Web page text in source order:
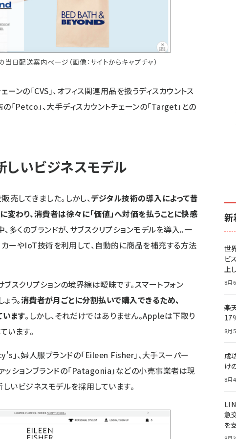
日配送案内ページ（画像：サイトからキャプチャ）
ーンの「CVS」、オフィス関連用品を扱うディスカウントス
「Petco」、大手ディスカウントチェーンの「Target」との
いビジネスモデル
してきました。しかし、デジタル技術の導入によって昔
わり、消費者は徐々に「価値」へ対価を払うことに快感
、多くのブランドが、サブスクリプションモデルを導入。一
ーやIoT技術を利用して、自動的に商品を補充する方法
スクリプションの境界線は曖昧です。スマートフォン
う。消費者が月ごとに分割払いで購入できるため、
ます。しかし、それだけではありません。Appleは下取り
います。
」、婦人服ブランドの「Eileen Fisher」、大手スーパー
ッションブランドの「Patagonia」などの小売事業者は現
いビジネスモデルを採用しています。
新
世
ビ
上
8月
楽
17
8月
成
け
8月
急
を